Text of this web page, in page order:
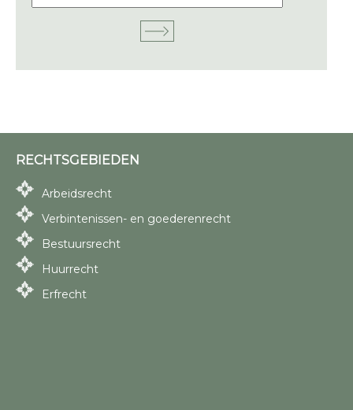
RECHTSGEBIEDEN
Arbeidsrecht
Verbintenissen- en goederenrecht
Bestuursrecht
Huurrecht
Erfrecht